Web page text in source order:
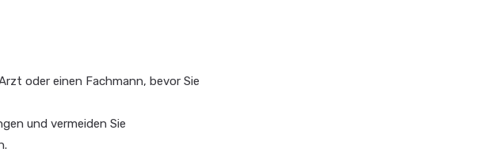
oder einen Fachmann, bevor Sie
und vermeiden Sie